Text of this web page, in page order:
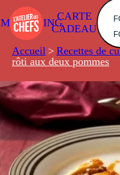
CARTE
CADEAU
Accueil > Recettes de
rôti aux deux pommes